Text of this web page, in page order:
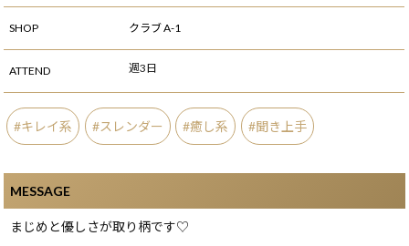
SHOP クラブ A-1
ATTEND 週3日
キレイ系 スレンダー 癒し系 聞き上手
MESSAGE
まじめと優しさが取り柄です♡